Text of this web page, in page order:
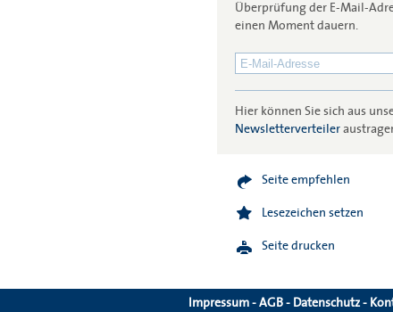
Überprüfung der E-Mail-
einen Moment dauern.
Hier können Sie sich aus
Newsletterverteiler
Seite empfehlen
Lesezeichen setzen
Seite drucken
Impressum-AGB- Datenschutz-